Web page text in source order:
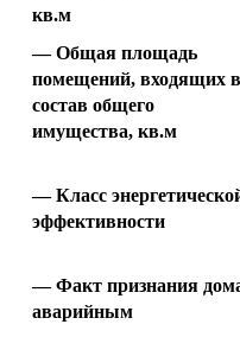
кв.м
Общая площадь
помещений, входящих в
состав общего
имущества, кв.м
Класс
эффективности
Факт признания
аварийным